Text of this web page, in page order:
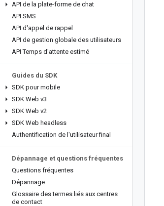
API de la plate-forme de chat
API SMS
API d'appel de rappel
API de gestion globale des utilisateurs
API Temps d'attente estimé
Guides du SDK
SDK pour mobile
SDK Web v3
SDK Web v2
SDK Web headless
Authentification de l'utilisateur final
Dépannage et questions fréquentes
Questions fréquentes
Dépannage
Glossaire des termes liés aux centres
de contact